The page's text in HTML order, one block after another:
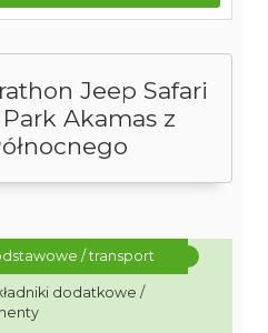
Jeep Safari
Akamas z
/ transport
dodatkowe /